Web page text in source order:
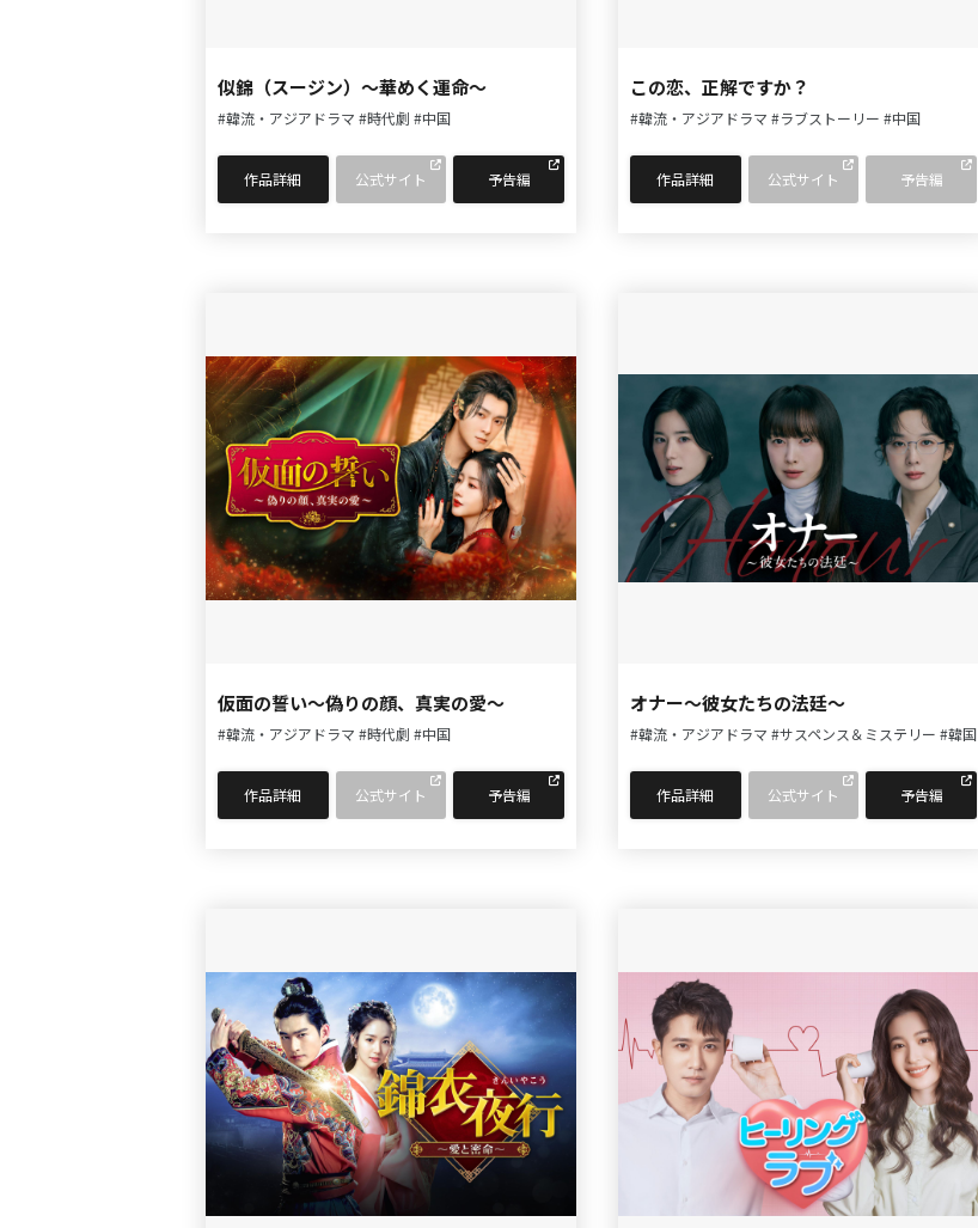
似錦（スージン）～華めく運命～
#韓流・アジアドラマ #時代劇 #中国
作品詳細 公式サイト 予告編
この恋、正解ですか？
#韓流・アジアドラマ #ラブストーリー #中国
作品詳細 公式サイト 予告編
仮面の誓い～偽りの顔、真実の愛～
#韓流・アジアドラマ #時代劇 #中国
作品詳細 公式サイト 予告編
オナー～彼女たちの法廷～
#韓流・アジアドラマ #サスペンス＆ミステリー #韓国
作品詳細 公式サイト 予告編